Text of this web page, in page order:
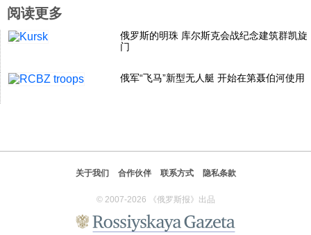
文化
历史
阅读更多
俄罗斯的明珠 库尔斯克会战纪念建筑群凯旋
门
俄军“飞马”新型无人艇 开始在第聂伯河使用
关于我们 合作伙伴 联系方式 隐私条款
© 2007-2026 《俄罗斯报》出品